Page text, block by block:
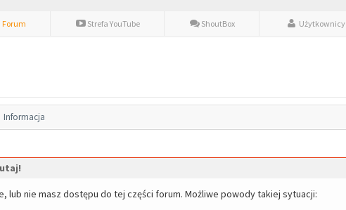
Forum Strefa YouTube ShoutBox Użytkownicy
Informacja
lub nie masz dostępu do tej części forum. Możliwe powody takiej sytuacji: